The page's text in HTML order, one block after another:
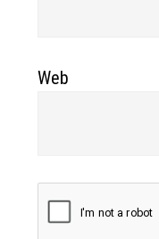
Web